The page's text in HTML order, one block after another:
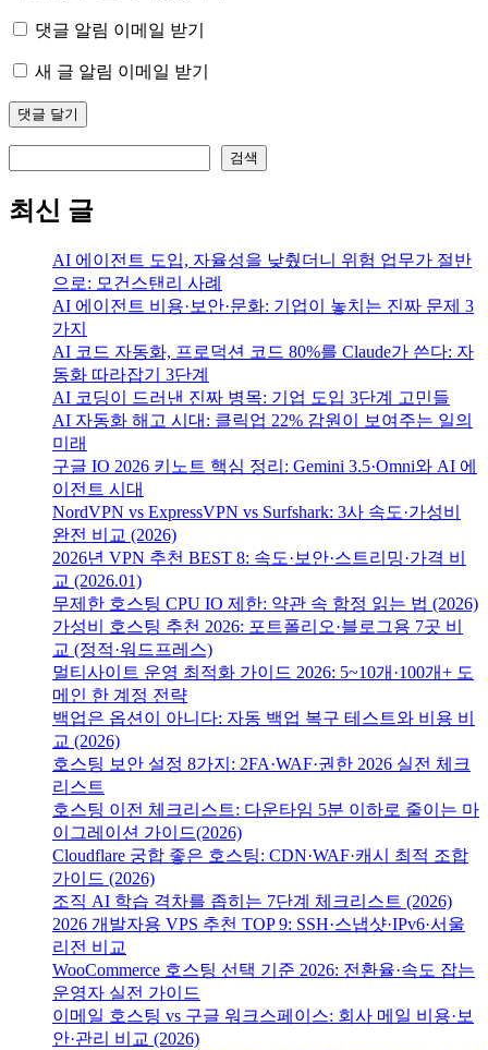
댓글 알림 이메일 받기
새 글 알림 이메일 받기
검색
최신 글
AI 에이전트 도입, 자율성을 낮췄더니 위험 업무가 절반
으로: 모건스탠리 사례
AI 에이전트 비용·보안·문화: 기업이 놓치는 진짜 문제 3
가지
AI 코드 자동화, 프로덕션 코드 80%를 Claude가 쓴다: 자
동화 따라잡기 3단계
AI 코딩이 드러낸 진짜 병목: 기업 도입 3단계 고민들
AI 자동화 해고 시대: 클릭업 22% 감원이 보여주는 일의
미래
구글 IO 2026 키노트 핵심 정리: Gemini 3.5·Omni와 AI 에
이전트 시대
NordVPN vs ExpressVPN vs Surfshark: 3사 속도·가성비
완전 비교 (2026)
2026년 VPN 추천 BEST 8: 속도·보안·스트리밍·가격 비
교 (2026.01)
무제한 호스팅 CPU IO 제한: 약관 속 함정 읽는 법 (2026)
가성비 호스팅 추천 2026: 포트폴리오·블로그용 7곳 비
교 (정적·워드프레스)
멀티사이트 운영 최적화 가이드 2026: 5~10개·100개+ 도
메인 한 계정 전략
백업은 옵션이 아니다: 자동 백업 복구 테스트와 비용 비
교 (2026)
호스팅 보안 설정 8가지: 2FA·WAF·권한 2026 실전 체크
리스트
호스팅 이전 체크리스트: 다운타임 5분 이하로 줄이는 마
이그레이션 가이드(2026)
Cloudflare 궁합 좋은 호스팅: CDN·WAF·캐시 최적 조합
가이드 (2026)
조직 AI 학습 격차를 좁히는 7단계 체크리스트 (2026)
2026 개발자용 VPS 추천 TOP 9: SSH·스냅샷·IPv6·서울
리전 비교
WooCommerce 호스팅 선택 기준 2026: 전환율·속도 잡는
운영자 실전 가이드
이메일 호스팅 vs 구글 워크스페이스: 회사 메일 비용·보
안·관리 비교 (2026)